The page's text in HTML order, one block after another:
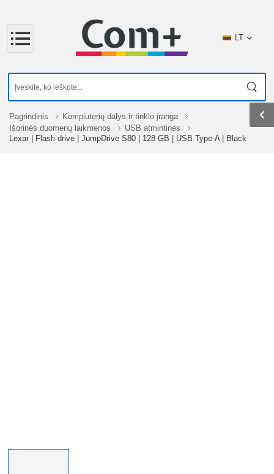
LT
Pagrindinis
Kompiuterių dalys ir tinklo įranga
Išorinės duomenų laikmenos
USB atmintinės
Lexar | Flash drive | JumpDrive S80 | 128 GB | USB Type-A | Black